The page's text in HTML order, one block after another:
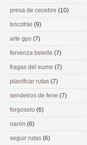
presa de cecebre (10)
bricofriki (9)
arte gps (7)
fervenza belelle (7)
fragas del eume (7)
planificar rutas (7)
sendeiros de fene (7)
forgoselo (6)
narón (6)
seguir rutas (6)